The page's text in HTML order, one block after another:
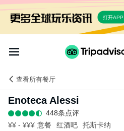
打开APP
查看所有餐厅
Enoteca Alessi
448条点评
¥¥ - ¥¥¥ 意餐 红酒吧
托斯卡纳